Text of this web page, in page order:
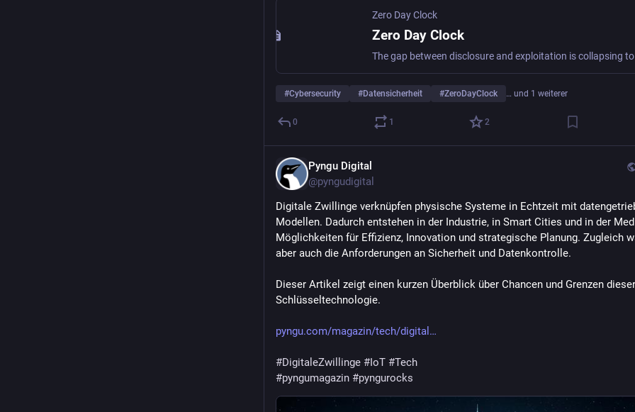
Zero Day Clock
Zero Day Clock
The gap between disclosure and exploitation is collapsing
#Cybersecurity #Datensicherheit #ZeroDayClock … und 1 weiterer
0 1 2
Pyngu Digital
@pyngudigital
Digitale Zwillinge verknüpfen physische Systeme in Echtzeit mit
Modellen. Dadurch entstehen in der Industrie, in Smart Cities und in der
Möglichkeiten für Effizienz, Innovation und strategische Planung. Zugleich
aber auch die Anforderungen an Sicherheit und Datenkontrolle.
Dieser Artikel zeigt einen kurzen Überblick über Chancen und Grenzen dieser
Schlüsseltechnologie.
pyngu.com/magazin/tech/digital
#DigitaleZwillinge #IoT #Tech
#pyngumagazin #pyngurocks